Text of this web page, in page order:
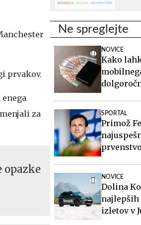
prvakov.
za
opazke
Ne spreglejte
NOVICE
Kako
SPORTAL
Primož
NOVICE
Dolina
izletov v